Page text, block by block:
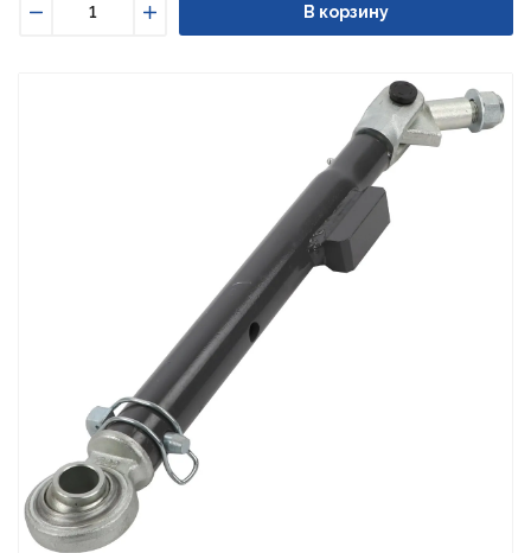
Увеличить
В корзину